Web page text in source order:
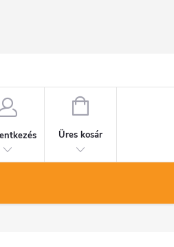
KOSÁR
Üres kosár